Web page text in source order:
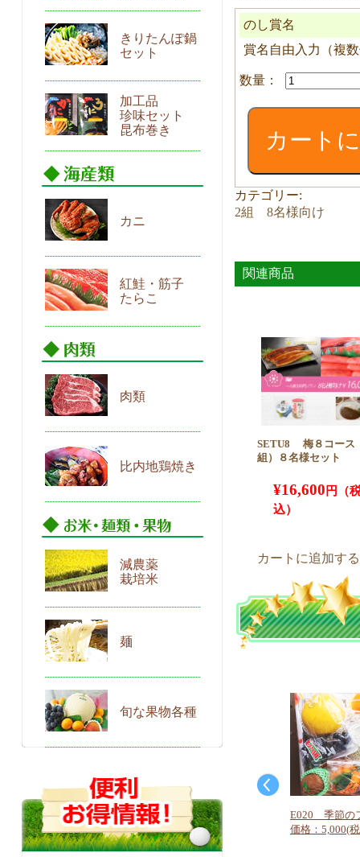
きりたんぽ鍋
セット
加工品
珍味セット
昆布巻き
カニ
紅鮭・筋子
たらこ
肉類
比内地鶏焼き
減農薬
栽培米
麺
旬な果物各種
のし賞名
賞名自由入力（複
ー
人
x2
名
様
個
カート
カテゴリー:
2組 8名様向け
関連商品
SETU8 梅８コース
組）８名様セット
¥16,600
カートに追加する
E020 季節の
価格：5,000(